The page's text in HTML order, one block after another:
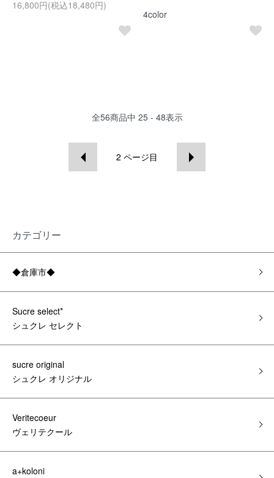
16,800円(税込18,480円)
4color
全56商品中 25 - 48表示
2 ページ目
カテゴリー
◆倉庫市◆
Sucre select*
シュクレ セレクト
sucre original
シュクレ オリジナル
Veritecoeur
ヴェリテクール
a+koloni